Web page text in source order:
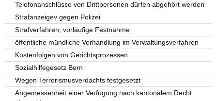
Telefonanschlüsse von Drittpersonen dürfen abgehört werden
Strafanzeigev gegen Polizei
Strafverfahren; vorläufige Festnahme
öffentliche mündliche Verhandlung im Verwaltungsverfahren
Kostenfolgen von Gerichtsprozessen
Sozialhilfegesetz Bern
Wegen Terrorismusverdachts festgesetzt
Angemessenheit einer Verfügung nach kantonalem Recht